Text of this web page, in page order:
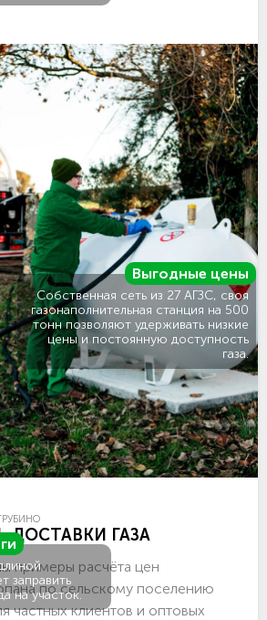
заправить
на участок.
Выгодные цены
Собственная сеть из 27 АГЗС, своя
газонаполнительная станция на 500
тонн позволяют удерживать низкие
цены и постоянную доступность
газа.
ГАЗА
примеры расчёта цен
по сельскому поселению
частных клиентов и оптовых